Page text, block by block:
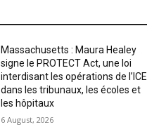
Massachusetts : Maura Healey
signe le PROTECT Act, une loi
interdisant les opérations de l’ICE
dans les tribunaux, les écoles et
les hôpitaux
6 August, 2026